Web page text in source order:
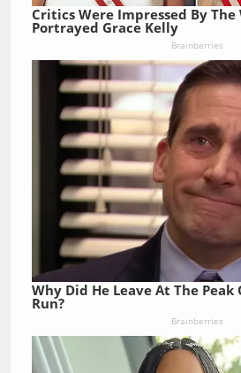
Critics Were Impressed By The
Portrayed Grace Kelly
Brainberries
Why Did He Leave At The Peak
Run?
Brainberries